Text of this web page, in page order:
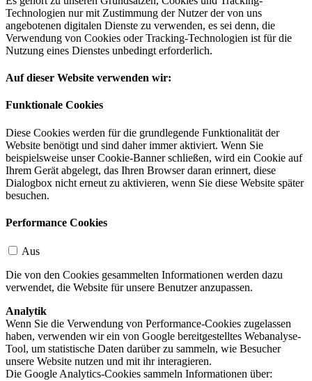
Technologien nur mit Zustimmung der Nutzer der von uns
angebotenen digitalen Dienste zu verwenden, es sei denn, die
Verwendung von Cookies oder Tracking-Technologien ist für die
Nutzung eines Dienstes unbedingt erforderlich.
Auf dieser Website verwenden wir:
Funktionale Cookies
Diese Cookies werden für die grundlegende Funktionalität der
Website benötigt und sind daher immer aktiviert. Wenn Sie
beispielsweise unser Cookie-Banner schließen, wird ein Cookie auf
Ihrem Gerät abgelegt, das Ihren Browser daran erinnert, diese
Dialogbox nicht erneut zu aktivieren, wenn Sie diese Website später
besuchen.
Performance Cookies
Aus
Die von den Cookies gesammelten Informationen werden dazu
verwendet, die Website für unsere Benutzer anzupassen.
Analytik
Wenn Sie die Verwendung von Performance-Cookies zugelassen
haben, verwenden wir ein von Google bereitgestelltes Webanalyse-
Tool, um statistische Daten darüber zu sammeln, wie Besucher
unsere Website nutzen und mit ihr interagieren.
Die Google Analytics-Cookies sammeln Informationen über: